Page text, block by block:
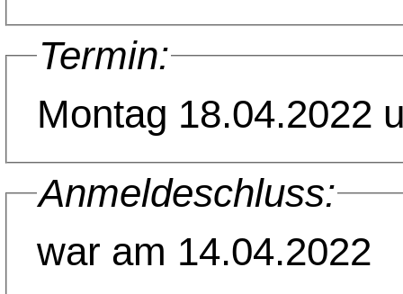
Termin:
Montag 18.04.2022
Anmeldeschluss:
war am 14.04.2022